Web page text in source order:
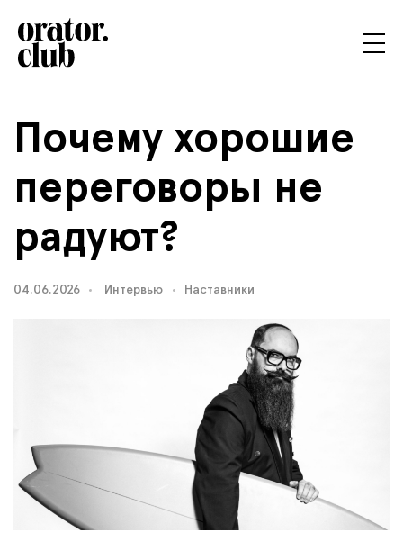
Почему хорошие
переговоры не
радуют?
04.06.2026 Интервью Наставники